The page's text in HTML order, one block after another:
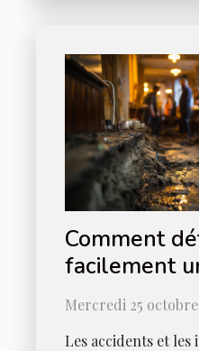
Comment
facilement
chez vous ?
Mercredi 25 octobre
Les accidents et